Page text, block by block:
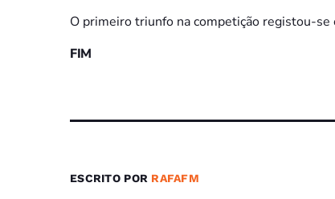
O primeiro triunfo na competição registou-
FIM
ESCRITO POR RAFAFM